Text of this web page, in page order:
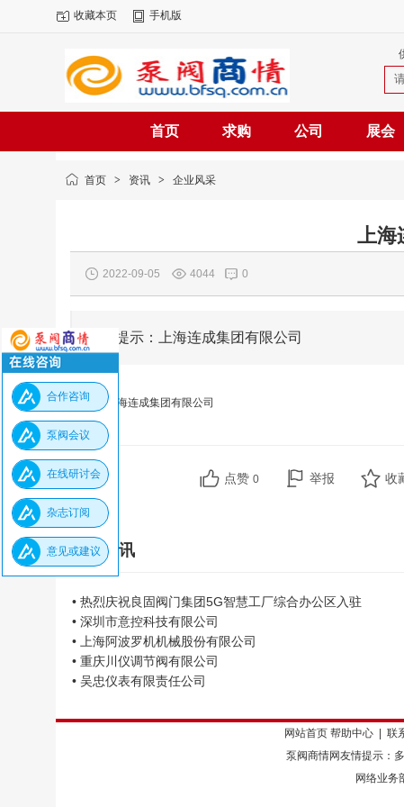
收藏本页 手机版
首页 求购 公司 展会
首页 > 资讯 > 企业风采
上海
2022-09-05 4044 0
核心提示：上海连成集团有限公司
上海连成集团有限公司
点赞 0 举报 收
同类资讯
• 热烈庆祝良固阀门集团5G智慧工厂综合办公区入驻
• 深圳市意控科技有限公司
• 上海阿波罗机机械股份有限公司
• 重庆川仪调节阀有限公司
• 吴忠仪表有限责任公司
网站首页 帮助中心 联
泵阀商情网友情提示：
网络业务
合作咨询
泵阀会议
在线研讨会
杂志订阅
意见或建议